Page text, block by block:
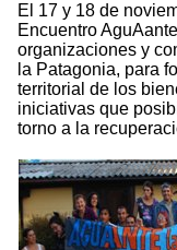
El 17 y 18 de
Encuentro
organizaciones y
la Patagonia, para
territorial de los
iniciativas que
torno a la